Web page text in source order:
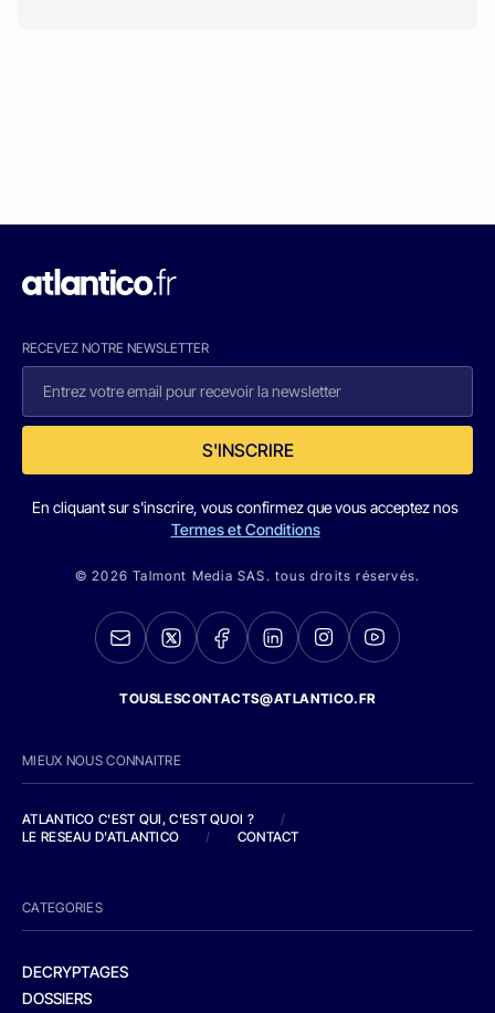
RECEVEZ NOTRE NEWSLETTER
S'INSCRIRE
En cliquant sur s'inscrire, vous confirmez que vous acceptez nos
Termes et Conditions
© 2026 Talmont Media SAS. tous droits réservés.
TOUSLESCONTACTS@ATLANTICO.FR
MIEUX NOUS CONNAITRE
ATLANTICO C'EST QUI, C'EST QUOI ?
/
LE RESEAU D'ATLANTICO
/ CONTACT
CATEGORIES
DECRYPTAGES
DOSSIERS